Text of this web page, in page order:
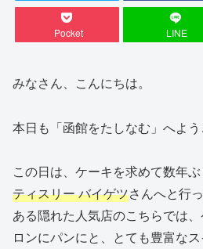
Pocket LINE
みなさん、こんにちは。
本日も「函館をたしなむ」へよう
この日は、ケーキを求めて数年
ティスリー バイゲツさんへと行
ある隠れた人気店のこちらでは
ロンにパンにと、とても豊富な